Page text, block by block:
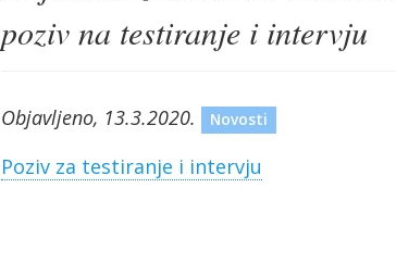
poziv na testiranje i intervju
Objavljeno, 13.3.2020. Novosti
Poziv za testiranje i intervju